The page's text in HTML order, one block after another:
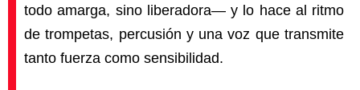
todo amarga, sino liberadora— y lo hace al ritmo
de trompetas, percusión y una voz que transmite
tanto fuerza como sensibilidad.